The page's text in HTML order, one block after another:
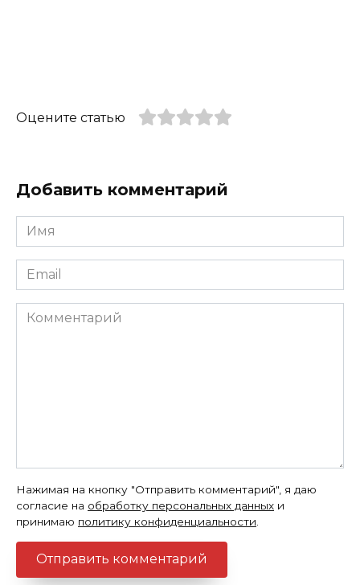
Оцените статью
Добавить комментарий
Имя
*
Email
*
Комментарий
Нажимая на кнопку "Отправить комментарий", я даю
согласие на обработку персональных данных и
принимаю политику конфиденциальности